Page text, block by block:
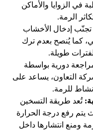
في الزوايا والأماكن
الرمة.
تجنّب إدخال الأخشاب
كما يُنصح بعدم ترك
طويلة.
دورية بواسطة
التعاون، يساعد على
للرمة.
تُعد طريقة التسخين
يتم رفع درجة الحرارة
الرمة ومنع انتشارها داخل